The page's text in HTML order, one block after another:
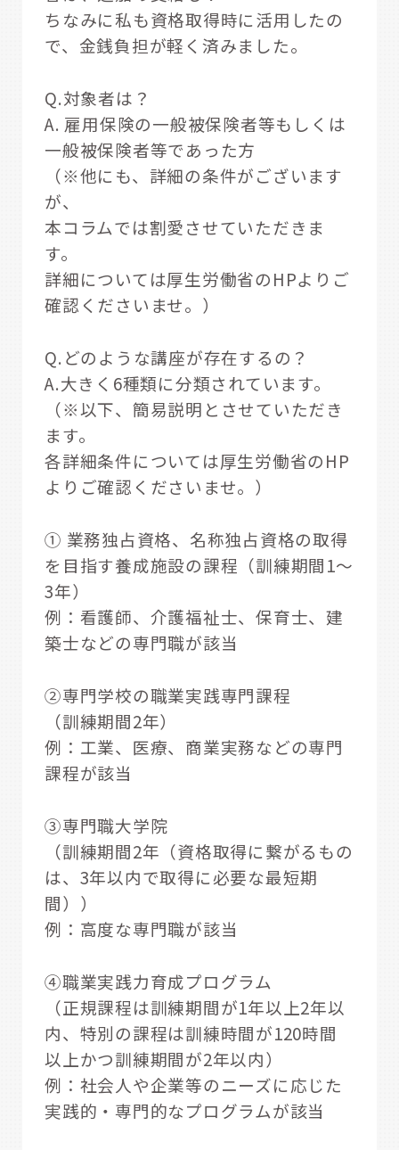
ちなみに私も資格取得時に活用したの
で、金銭負担が軽く済みました。
Q.対象者は？
A. 雇用保険の一般被保険者等もしくは
一般被保険者等であった方
（※他にも、詳細の条件がございます
が、
本コラムでは割愛させていただきま
す。
詳細については厚生労働省のHPよりご
確認くださいませ。）
Q.どのような講座が存在するの？
A.大きく6種類に分類されています。
（※以下、簡易説明とさせていただき
ます。
各詳細条件については厚生労働省のHP
よりご確認くださいませ。）
① 業務独占資格、名称独占資格の取得
を目指す養成施設の課程（訓練期間1～
3年）
例：看護師、介護福祉士、保育士、建
築士などの専門職が該当
➁専門学校の職業実践専門課程
（訓練期間2年）
例：工業、医療、商業実務などの専門
課程が該当
③専門職大学院
（訓練期間2年（資格取得に繋がるもの
は、3年以内で取得に必要な最短期
間））
例：高度な専門職が該当
④職業実践力育成プログラム
（正規課程は訓練期間が1年以上2年以
内、特別の課程は訓練時間が120時間
以上かつ訓練期間が2年以内）
例：社会人や企業等のニーズに応じた
実践的・専門的なプログラムが該当